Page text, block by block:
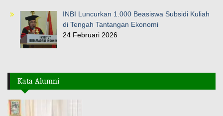
INBI Luncurkan 1.000 Beasiswa Subsidi Kuliah
di Tengah Tantangan Ekonomi
24 Februari 2026
Kata Alumni